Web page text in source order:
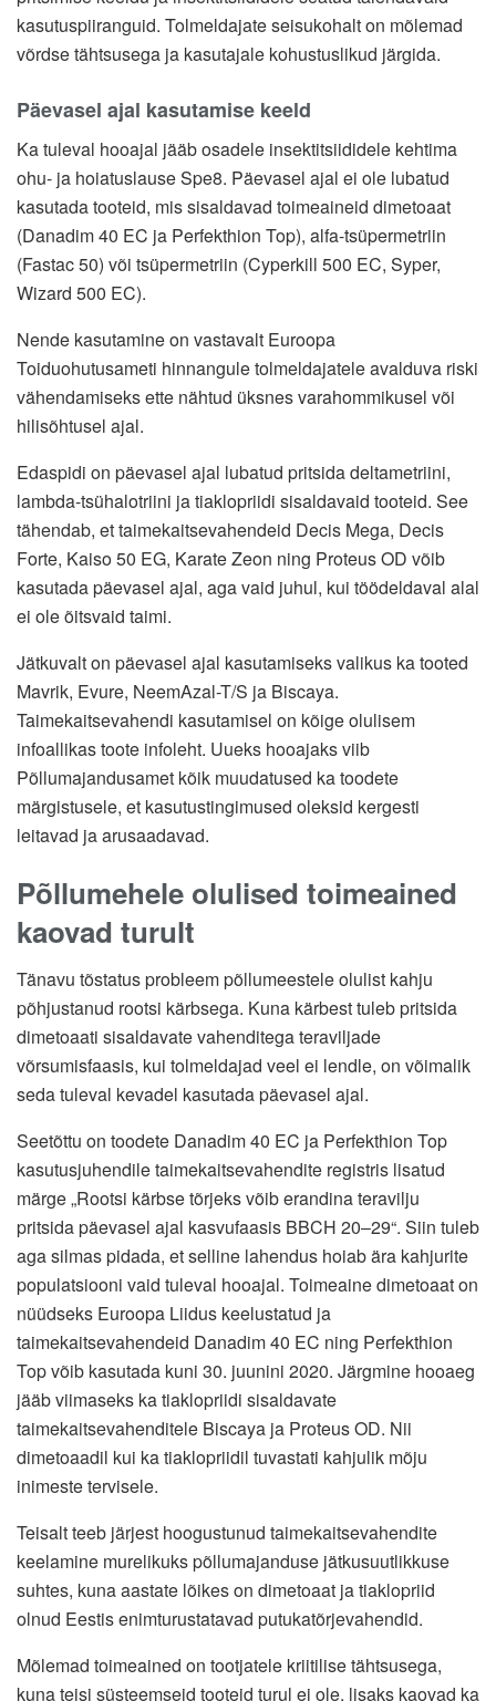
kasutuspiiranguid. Tolmeldajate seisukohalt on mõlemad
võrdse tähtsusega ja kasutajale kohustuslikud järgida.
Päevasel ajal kasutamise keeld
Ka tuleval hooajal jääb osadele insektitsiididele kehtima
ohu- ja hoiatuslause Spe8. Päevasel ajal ei ole lubatud
kasutada tooteid, mis sisaldavad toimeaineid dimetoaat
(Danadim 40 EC ja Perfekthion Top), alfa-tsüpermetriin
(Fastac 50) või tsüpermetriin (Cyperkill 500 EC, Syper,
Wizard 500 EC).
Nende kasutamine on vastavalt Euroopa
Toiduohutusameti hinnangule tolmeldajatele avalduva riski
vähendamiseks ette nähtud üksnes varahommikusel või
hilisõhtusel ajal.
Edaspidi on päevasel ajal lubatud pritsida deltametriini,
lambda-tsühalotriini ja tiaklopriidi sisaldavaid tooteid. See
tähendab, et taimekaitsevahendeid Decis Mega, Decis
Forte, Kaiso 50 EG, Karate Zeon ning Proteus OD võib
kasutada päevasel ajal, aga vaid juhul, kui töödeldaval alal
ei ole õitsvaid taimi.
Jätkuvalt on päevasel ajal kasutamiseks valikus ka tooted
Mavrik, Evure, NeemAzal-T/S ja Biscaya.
Taimekaitsevahendi kasutamisel on kõige olulisem
infoallikas toote infoleht. Uueks hooajaks viib
Põllumajandusamet kõik muudatused ka toodete
märgistusele, et kasutustingimused oleksid kergesti
leitavad ja arusaadavad.
Põllumehele olulised toimeained
kaovad turult
Tänavu tõstatus probleem põllumeestele olulist kahju
põhjustanud rootsi kärbsega. Kuna kärbest tuleb pritsida
dimetoaati sisaldavate vahenditega teraviljade
võrsumisfaasis, kui tolmeldajad veel ei lendle, on võimalik
seda tuleval kevadel kasutada päevasel ajal.
Seetõttu on toodete Danadim 40 EC ja Perfekthion Top
kasutusjuhendile taimekaitsevahendite registris lisatud
märge „Rootsi kärbse tõrjeks võib erandina teravilju
pritsida päevasel ajal kasvufaasis BBCH 20‒29“. Siin tuleb
aga silmas pidada, et selline lahendus hoiab ära kahjurite
populatsiooni vaid tuleval hooajal. Toimeaine dimetoaat on
nüüdseks Euroopa Liidus keelustatud ja
taimekaitsevahendeid Danadim 40 EC ning Perfekthion
Top võib kasutada kuni 30. juunini 2020. Järgmine hooaeg
jääb viimaseks ka tia­klopriidi sisaldavate
taimekaitsevahenditele Biscaya ja Proteus OD. Nii
dimetoaadil kui ka tiaklopriidil tuvastati kahjulik mõju
inimeste tervisele.
Teisalt teeb järjest hoogustunud taimekaitsevahendite
keelamine murelikuks põllumajanduse jätkusuutlikkuse
suhtes, kuna aastate lõikes on dimetoaat ja tiaklopriid
olnud Eestis enimturustatavad putukatõrjevahendid.
Mõlemad toimeained on tootjatele kriitilise tähtsusega,
kuna teisi süsteemseid tooteid turul ei ole, lisaks kaovad ka